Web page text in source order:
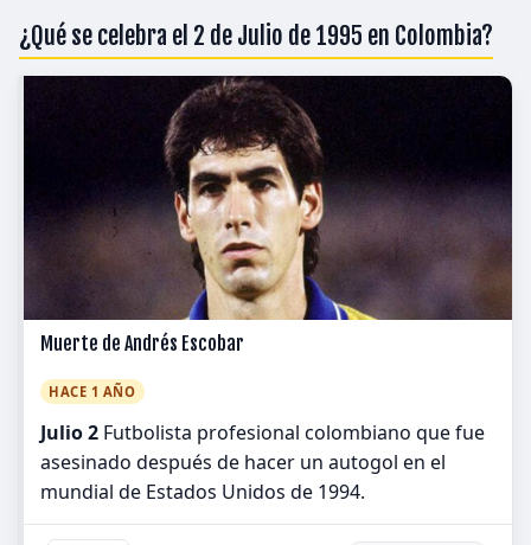
¿Qué se celebra el 2 de Julio de 1995 en Colombia?
Muerte de Andrés Escobar
HACE 1 AÑO
Julio 2 Futbolista profesional colombiano que fue
asesinado después de hacer un autogol en el
mundial de Estados Unidos de 1994.